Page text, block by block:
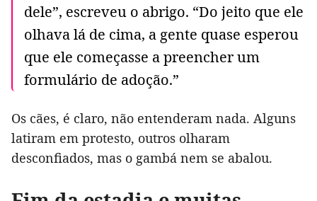
dele”, escreveu o abrigo. “Do jeito que ele
olhava lá de cima, a gente quase esperou
que ele começasse a preencher um
formulário de adoção.”
Os cães, é claro, não entenderam nada. Alguns
latiram em protesto, outros olharam
desconfiados, mas o gambá nem se abalou.